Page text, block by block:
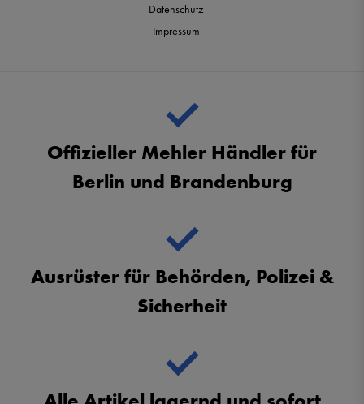
Datenschutz
Impressum
Offizieller Mehler Händler für
Berlin und Brandenburg
Ausrüster für Behörden, Polizei &
Sicherheit